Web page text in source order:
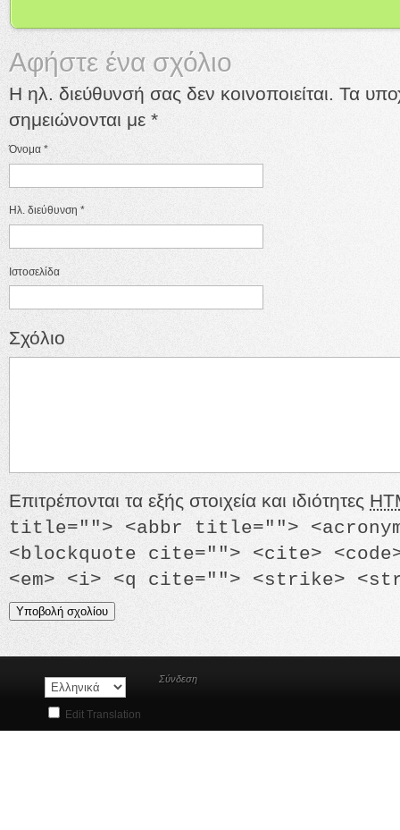
Αφήστε ένα σχόλιο
Η ηλ. διεύθυνσή σας δεν κοινοποιείται. Τα
σημειώνονται με *
Όνομα *
Ηλ. διεύθυνση *
Ιστοσελίδα
Σχόλιο
Επιτρέπονται τα εξής στοιχεία και ιδιότητες
title=""> <abbr title="">
<blockquote cite=""> <cite>
<em> <i> <q cite=""> <strike>
Edit Translation
Σύνδεση